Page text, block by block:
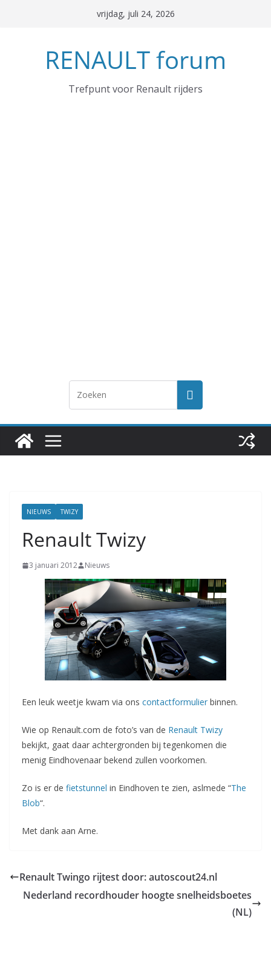
vrijdag, juli 24, 2026
RENAULT forum
Trefpunt voor Renault rijders
NIEUWS TWIZY
Renault Twizy
3 januari 2012 Nieuws
Een leuk weetje kwam via ons contactformulier binnen.
Wie op Renault.com de foto’s van de Renault Twizy
bekijkt, gaat daar achtergronden bij tegenkomen die
menig Eindhovenaar bekend zullen voorkomen.
Zo is er de fietstunnel in Eindhoven te zien, aslmede “The
Blob“.
Met dank aan Arne.
Renault Twingo rijtest door: autoscout24.nl
Nederland recordhouder hoogte snelheidsboetes
(NL)